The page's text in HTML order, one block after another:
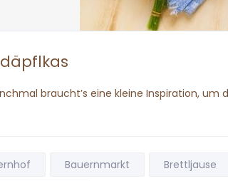
braucht’s eine kleine Inspiration,
Bauernmarkt Brettljause